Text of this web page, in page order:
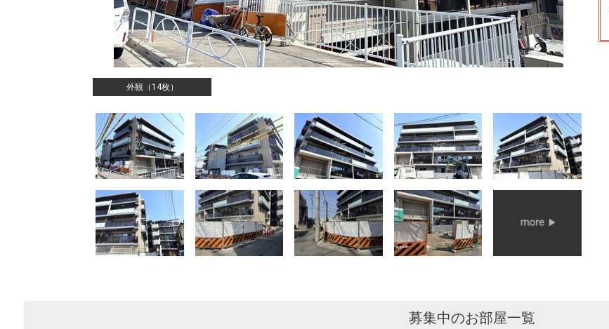
外観（14枚）
募集中のお部屋一覧